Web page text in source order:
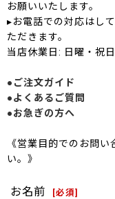
お願いいたします。
▸お電話での対応はし
ただきます。
当店休業日: 日曜・祝
●ご注文ガイド
●よくあるご質問
●お急ぎの方へ
《営業目的でのお問
い。》
お名前 [必須]